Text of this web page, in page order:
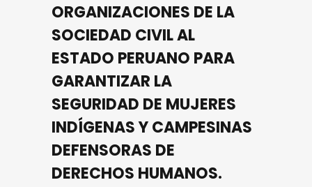
ORGANIZACIONES DE LA
SOCIEDAD CIVIL AL
ESTADO PERUANO PARA
GARANTIZAR LA
SEGURIDAD DE MUJERES
INDÍGENAS Y CAMPESINAS
DEFENSORAS DE
DERECHOS HUMANOS.